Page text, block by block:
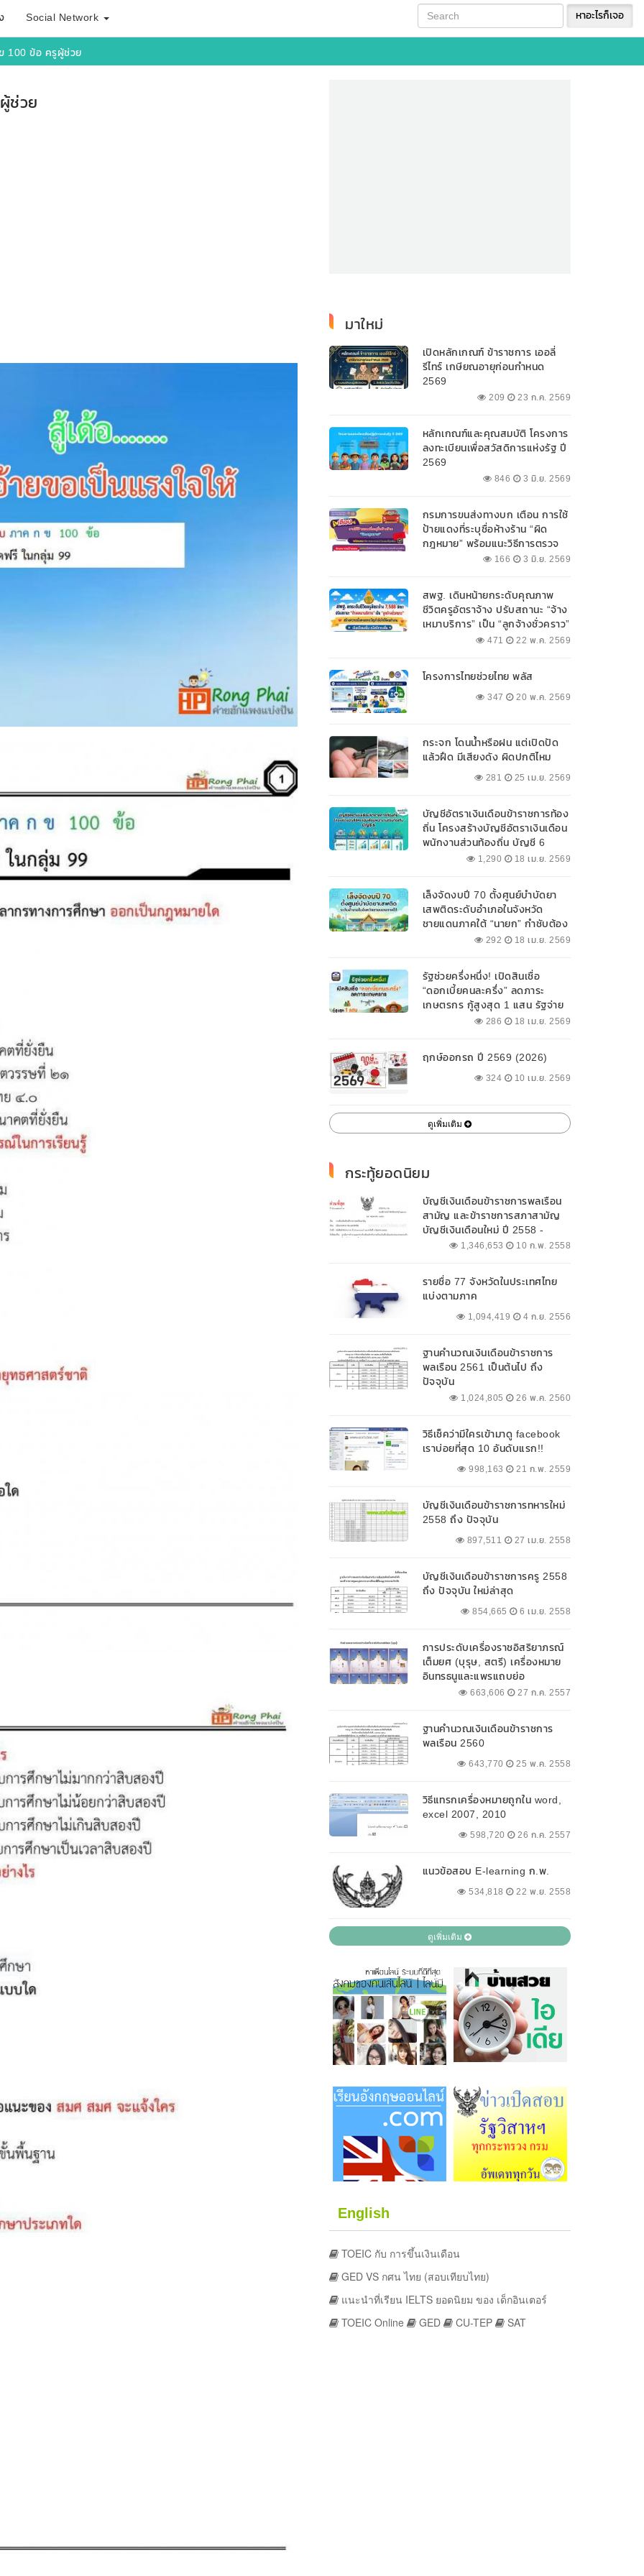
Social Network หาอะไรก็เจอ
100 ข้อ ครูผู้ช่วย
ช่วย
มาใหม่
เปิดหลักเกณฑ์ ข้าราชการ เออลี่
รีไทร์ เกษียณอายุก่อนกำหนด
2569
209 23 ก.ค. 2569
หลักเกณฑ์และคุณสมบัติ โครงการ
ลงทะเบียนเพื่อสวัสดิการแห่งรัฐ ปี
2569
846 3 มิ.ย. 2569
กรมการขนส่งทางบก เตือน การใช้
ป้ายแดงที่ระบุชื่อห้างร้าน “ผิด
กฎหมาย” พร้อมแนะวิธีการตรวจ
สอบป้ายแดงที่ถูกต้อง
166 3 มิ.ย. 2569
สพฐ. เดินหน้ายกระดับคุณภาพ
ชีวิตครูอัตราจ้าง ปรับสถานะ “จ้าง
เหมาบริการ” เป็น “ลูกจ้างชั่วคราว”
471 22 พ.ค. 2569
โครงการไทยช่วยไทย พลัส
347 20 พ.ค. 2569
กระจก โดนน้ำหรือฝน แต่เปิดปัด
แล้วฝืด มีเสียงดัง ผิดปกติไหม
281 25 เม.ย. 2569
บัญชีอัตราเงินเดือนข้าราชการท้อง
ถิ่น โครงสร้างบัญชีอัตราเงินเดือน
พนักงานส่วนท้องถิ่น บัญชี 6
1,290 18 เม.ย. 2569
เล็งจัดงบปี 70 ตั้งศูนย์บำบัดยา
เสพติดระดับอำเภอในจังหวัด
ชายแดนภาคใต้ “นายก” กำชับต้อง
ออกแบบเฉพาะให้สอดคล้องกับ
292 18 เม.ย. 2569
รัฐช่วยครึ่งหนึ่ง! เปิดสินเชื่อ
“ดอกเบี้ยคนละครึ่ง” ลดภาระ
เกษตรกร กู้สูงสุด 1 แสน รัฐจ่าย
ดอกเบี้ย 3% ดันเกษตรแม่นยำ
286 18 เม.ย. 2569
ฤกษ์ออกรถ ปี 2569 (2026)
324 10 เม.ย. 2569
ดูเพิ่มเติม
กระทู้ยอดนิยม
บัญชีเงินเดือนข้าราชการพลเรือน
สามัญ และข้าราชการสภาสามัญ
บัญชีเงินเดือนใหม่ ปี 2558 -
2562 ปัจจุบัน1,346,653 10 ก.พ. 2558
รายชื่อ 77 จังหวัดในประเทศไทย
แบ่งตามภาค
1,094,419 4 ก.ย. 2556
ฐานคำนวณเงินเดือนข้าราชการ
พลเรือน 2561 เป็นต้นไป ถึง
ปัจจุบัน
1,024,805 26 พ.ค. 2560
วิธีเช็คว่ามีใครเข้ามาดู facebook
เราบ่อยที่สุด 10 อันดับแรก!!
998,163 21 ก.พ. 2559
บัญชีเงินเดือนข้าราชการทหารใหม่
2558 ถึง ปัจจุบัน
897,511 27 เม.ย. 2558
บัญชีเงินเดือนข้าราชการครู 2558
ถึง ปัจจุบัน ใหม่ล่าสุด
854,665 6 เม.ย. 2558
การประดับเครื่องราชอิสริยาภรณ์
เต็มยศ (บุรุษ, สตรี) เครื่องหมาย
อินทรธนูและแพรแถบย่อ
663,606 27 ก.ค. 2557
ฐานคำนวณเงินเดือนข้าราชการ
พลเรือน 2560
643,770 25 พ.ค. 2558
วิธีแทรกเครื่องหมายถูกใน word,
excel 2007, 2010
598,720 26 ก.ค. 2557
แนวข้อสอบ E-learning ก.พ.
534,818 22 พ.ย. 2558
ดูเพิ่มเติม
English
TOEIC กับ การขึ้นเงินเดือน
GED VS กศน ไทย (สอบเทียบไทย)
แนะนำที่เรียน IELTS ยอดนิยม ของ เด็กอินเตอร์
TOEIC Online
GED CU-TEP SAT